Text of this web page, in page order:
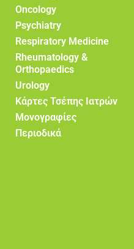
Oncology
Psychiatry
Respiratory Medicine
Rheumatology &
Orthopaedics
Urology
Κάρτες Τσέπης Ιατρών
Μονογραφίες
Περιοδικά